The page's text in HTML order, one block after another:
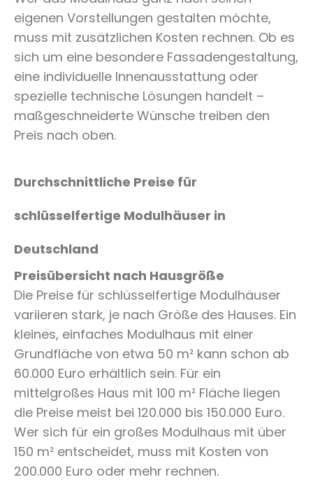
eigenen Vorstellungen gestalten möchte,
muss mit zusätzlichen Kosten rechnen. Ob es
sich um eine besondere Fassadengestaltung,
eine individuelle Innenausstattung oder
spezielle technische Lösungen handelt –
maßgeschneiderte Wünsche treiben den
Preis nach oben.
Durchschnittliche Preise für
schlüsselfertige Modulhäuser in
Deutschland
Preisübersicht nach Hausgröße
Die Preise für schlüsselfertige Modulhäuser
variieren stark, je nach Größe des Hauses. Ein
kleines, einfaches Modulhaus mit einer
Grundfläche von etwa 50 m² kann schon ab
60.000 Euro erhältlich sein. Für ein
mittelgroßes Haus mit 100 m² Fläche liegen
die Preise meist bei 120.000 bis 150.000 Euro.
Wer sich für ein großes Modulhaus mit über
150 m² entscheidet, muss mit Kosten von
200.000 Euro oder mehr rechnen.